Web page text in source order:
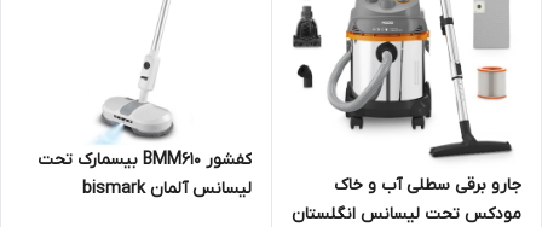
جارو برقی سطلی آب و خاک
مودکس تحت لیسانس انگلستان
کفشور BMM610 بیسمارک تحت
لیسانس آلمان bismark